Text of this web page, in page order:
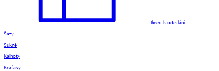
Ihned k odeslání
Šaty
Sukně
Kalhoty
Kraťasy